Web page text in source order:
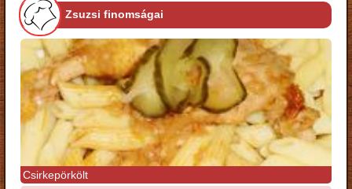
Zsuzsi finomságai
Csirkepörkölt